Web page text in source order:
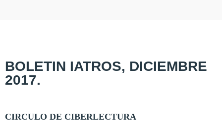
BOLETIN IATROS, DICIEMBRE
2017.
CIRCULO DE CIBERLECTURA